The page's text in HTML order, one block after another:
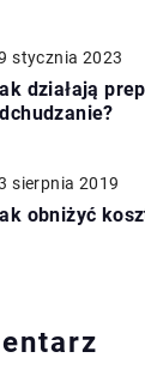
stycznia 2023
działają
sierpnia 2019
obniżyć